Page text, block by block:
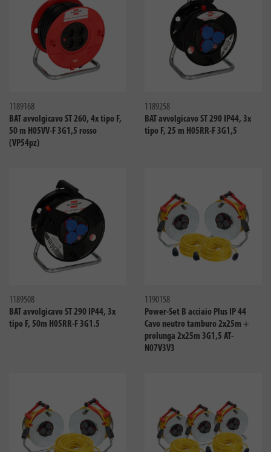
1189168
BAT avvolgicavo ST 260, 4x tipo F,
50 m H05VV-F 3G1,5 rosso
(VP54pz)
1189258
BAT avvolgicavo ST 290 IP44, 3x
tipo F, 25 m H05RR-F 3G1,5
1189508
BAT avvolgicavo ST 290 IP44, 3x
tipo F, 50m H05RR-F 3G1.5
1190158
Power-Set B acciaio Plus IP 44
Cavo neutro tamburo 2x25m +
prolunga 2x25m 3G1,5 AT-
N07V3V3